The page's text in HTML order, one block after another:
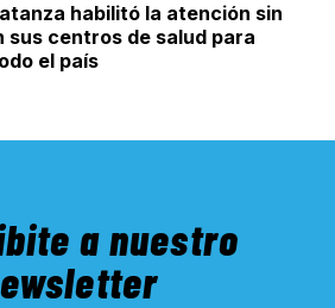
habilitó la atención sin
sus centros de salud para
el país
a nuestro